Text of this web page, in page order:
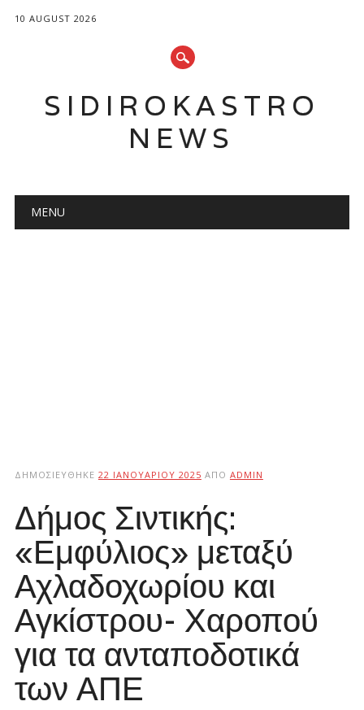
10 AUGUST 2026
SIDIROKASTRO
NEWS
Main menu
MENU
ΔΗΜΟΣΙΕΎΘΗΚΕ 22 ΙΑΝΟΥΑΡΊΟΥ 2025 ΑΠΌ ADMIN
Δήμος Σιντικής:
«Εμφύλιος» μεταξύ
Αχλαδοχωρίου και
Αγκίστρου- Χαροπού
για τα ανταποδοτικά
των ΑΠΕ